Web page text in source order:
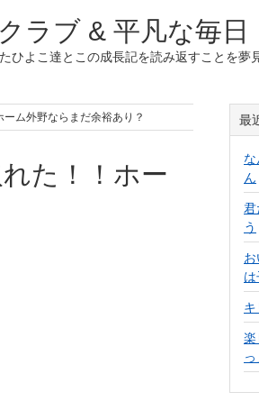
ラブ & 平凡な毎日
よこ達とこの成長記を読み返すことを夢
ム外野ならまだ余裕あり？
た！！ホー
最
ん
君
う
楽